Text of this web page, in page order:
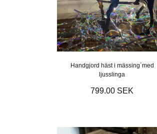
Handgjord häst i mässing´med
ljusslinga
799.00 SEK